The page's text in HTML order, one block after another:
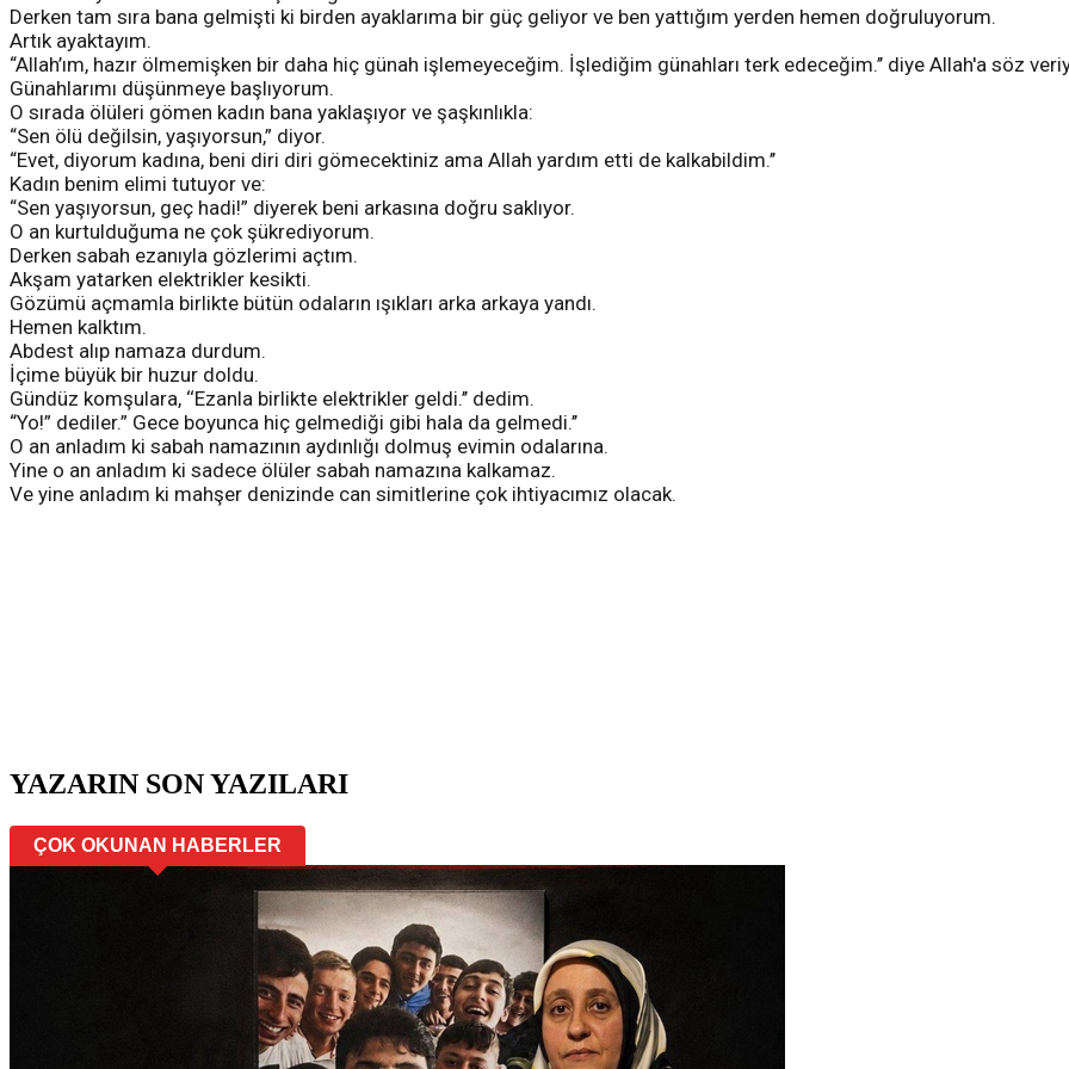
Derken tam sıra bana gelmişti ki birden ayaklarıma bir güç geliyor ve ben yattığım yerden hemen doğruluyorum.
Artık ayaktayım.
“Allah’ım, hazır ölmemişken bir daha hiç günah işlemeyeceğim. İşlediğim günahları terk edeceğim.’’ diye Allah'a söz
Günahlarımı düşünmeye başlıyorum.
O sırada ölüleri gömen kadın bana yaklaşıyor ve şaşkınlıkla:
“Sen ölü değilsin, yaşıyorsun,” diyor.
“Evet, diyorum kadına, beni diri diri gömecektiniz ama Allah yardım etti de kalkabildim.’’
Kadın benim elimi tutuyor ve:
“Sen yaşıyorsun, geç hadi!” diyerek beni arkasına doğru saklıyor.
O an kurtulduğuma ne çok şükrediyorum.
Derken sabah ezanıyla gözlerimi açtım.
Akşam yatarken elektrikler kesikti.
Gözümü açmamla birlikte bütün odaların ışıkları arka arkaya yandı.
Hemen kalktım.
Abdest alıp namaza durdum.
İçime büyük bir huzur doldu.
Gündüz komşulara, ‘‘Ezanla birlikte elektrikler geldi.’’ dedim.
“Yo!” dediler.” Gece boyunca hiç gelmediği gibi hala da gelmedi.’’
O an anladım ki sabah namazının aydınlığı dolmuş evimin odalarına.
Yine o an anladım ki sadece ölüler sabah namazına kalkamaz.
Ve yine anladım ki mahşer denizinde can simitlerine çok ihtiyacımız olacak.
YAZARIN SON YAZILARI
ÇOK OKUNAN HABERLER